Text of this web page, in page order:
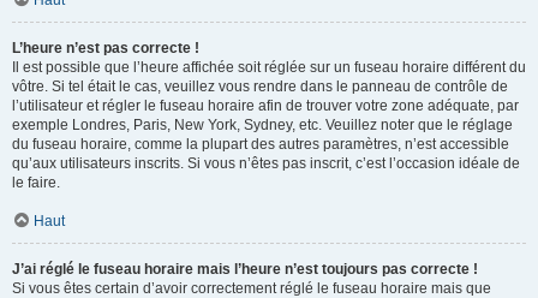
L’heure n’est pas correcte !
Il est possible que l’heure affichée soit réglée sur un fuseau horaire différent du
vôtre. Si tel était le cas, veuillez vous rendre dans le panneau de contrôle de
l’utilisateur et régler le fuseau horaire afin de trouver votre zone adéquate, par
exemple Londres, Paris, New York, Sydney, etc. Veuillez noter que le réglage
du fuseau horaire, comme la plupart des autres paramètres, n’est accessible
qu’aux utilisateurs inscrits. Si vous n’êtes pas inscrit, c’est l’occasion idéale de
le faire.
Haut
J’ai réglé le fuseau horaire mais l’heure n’est toujours pas correcte !
Si vous êtes certain d’avoir correctement réglé le fuseau horaire mais que